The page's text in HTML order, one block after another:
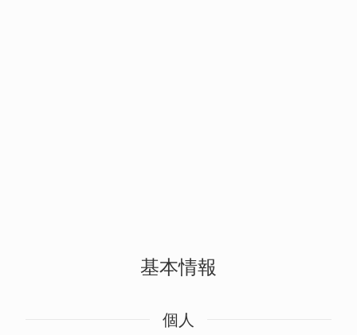
基本情報
個人